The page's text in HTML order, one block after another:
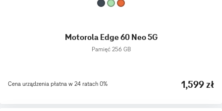
Motorola Edge 60 Neo 5G
Pamięć 256 GB
Cena urządzenia płatna w 24 ratach 0% 1,599 zł